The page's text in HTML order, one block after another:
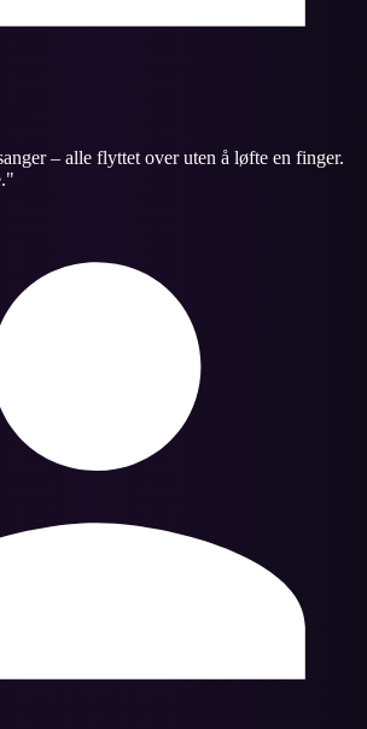
– alle flyttet over uten å løfte en finger.
"